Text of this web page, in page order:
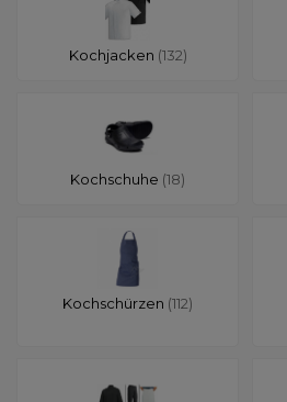
Kochjacken (132)
Kochschuhe (18)
Kochschürzen (112)